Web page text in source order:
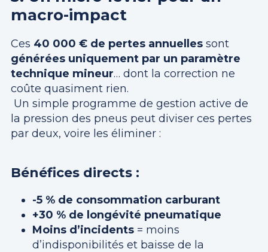
macro-impact
Ces 40 000 € de pertes annuelles sont
générées uniquement par un paramètre
technique mineur… dont la correction ne
coûte quasiment rien.
Un simple programme de gestion active de
la pression des pneus peut diviser ces pertes
par deux, voire les éliminer :
Bénéfices directs :
-5 % de consommation carburant
+30 % de longévité pneumatique
Moins d’incidents = moins
d’indisponibilités et baisse de la